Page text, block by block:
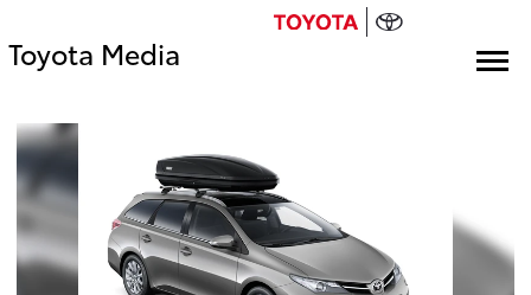
Toyota Media